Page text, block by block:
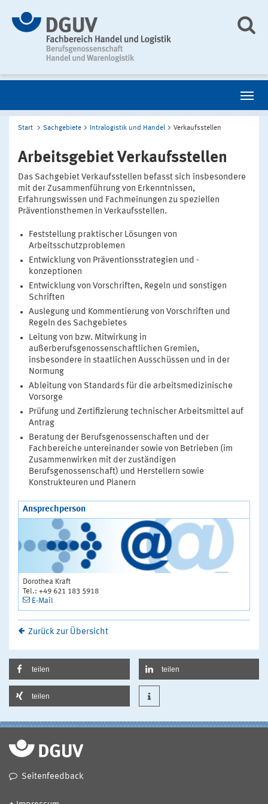
Start Sachgebiete Intralogistik und Handel Verkaufsstellen
Arbeitsgebiet Verkaufsstellen
Das Sachgebiet Verkaufsstellen befasst sich insbesondere
mit der Zusammenführung von Erkenntnissen,
Erfahrungswissen und Fachmeinungen zu speziellen
Präventionsthemen in Verkaufsstellen.
Feststellung praktischer Lösungen von
Arbeitsschutzproblemen
Entwicklung von Präventionsstrategien und -
konzeptionen
Entwicklung von Vorschriften, Regeln und sonstigen
Schriften
Auslegung und Kommentierung von Vorschriften und
Regeln des Sachgebietes
Leitung von bzw. Mitwirkung in
außerberufsgenossenschaftlichen Gremien,
insbesondere in staatlichen Ausschüssen und in der
Normung
Ableitung von Standards für die arbeitsmedizinische
Vorsorge
Prüfung und Zertifizierung technischer Arbeitsmittel auf
Antrag
Beratung der Berufsgenossenschaften und der
Fachbereiche untereinander sowie von Betrieben (im
Zusammenwirken mit der zuständigen
Berufsgenossenschaft) und Herstellern sowie
Konstrukteuren und Planern
Ansprechperson
Dorothea Kraft
Tel.: +49 621 183 5918
E-Mail
Zurück zur Übersicht
teilen teilen
teilen
Seitenfeedback